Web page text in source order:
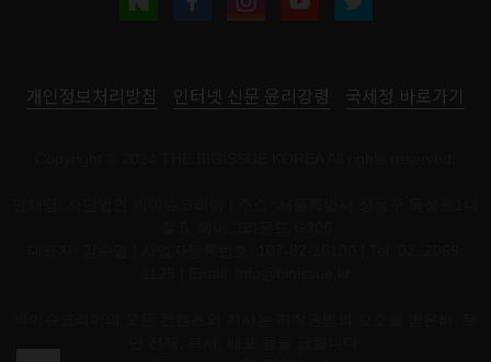
개인정보처리방침 인터넷 신문 윤리강령 국세청 바로가기